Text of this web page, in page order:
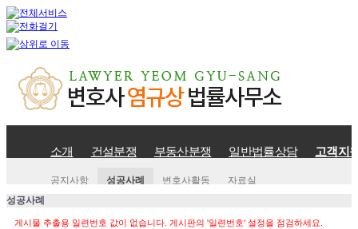
소개 건설분쟁 부동산분쟁 일반법률상담 고객지
공지사항 성공사례 변호사활동
자료실
성공사례
게시물 추출용 일련번호 값이 없습니다. 게시판의 '일련번호' 설정을 점검하세요.